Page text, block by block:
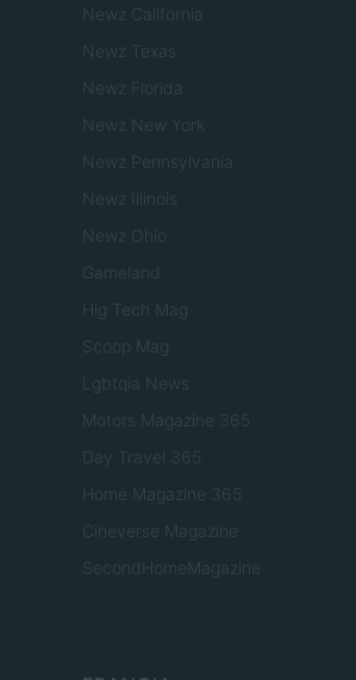
Newz California
Newz Texas
Newz Florida
Newz New York
Newz Pennsylvania
Newz Illinois
Newz Ohio
Gameland
Hig Tech Mag
Scoop Mag
Lgbtqia News
Motors Magazine 365
Day Travel 365
Home Magazine 365
Cineverse Magazine
SecondHomeMagazine